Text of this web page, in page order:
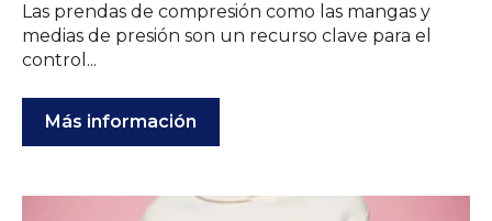
Las prendas de compresión como las mangas y
medias de presión son un recurso clave para el
control...
Más información